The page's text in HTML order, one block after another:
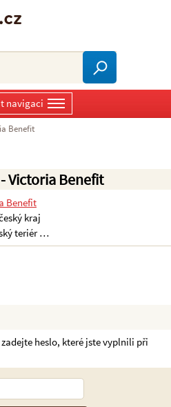
Victoria Benefit
Benefit
kraj
teriér …
heslo, které jste vyplnili při
navigaci
Benefit